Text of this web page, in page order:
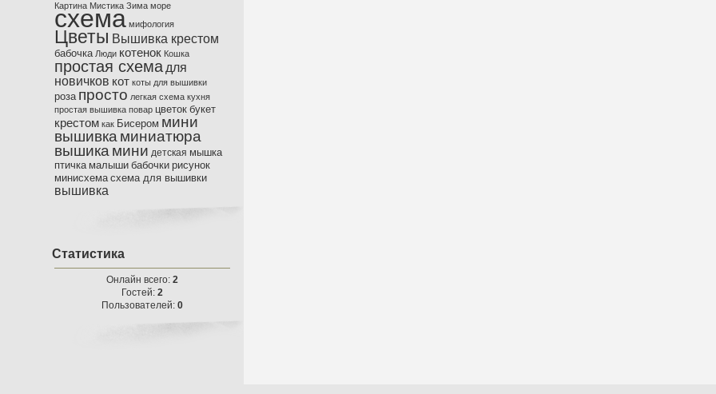
Картина Мистика Зима море
схема мифология
Цветы Вышивка крестом
бабочка Люди котенок Кошка
простая схема для
новичков кот коты для вышивки
роза просто легкая схема кухня
простая вышивка повар цветок букет
крестом как Бисером мини
вышивка миниатюра
вышика мини детская мышка
птичка малыши бабочки рисунок
минисхема схема для вышивки
вышивка
Статистика
Онлайн всего: 2
Гостей: 2
Пользователей: 0